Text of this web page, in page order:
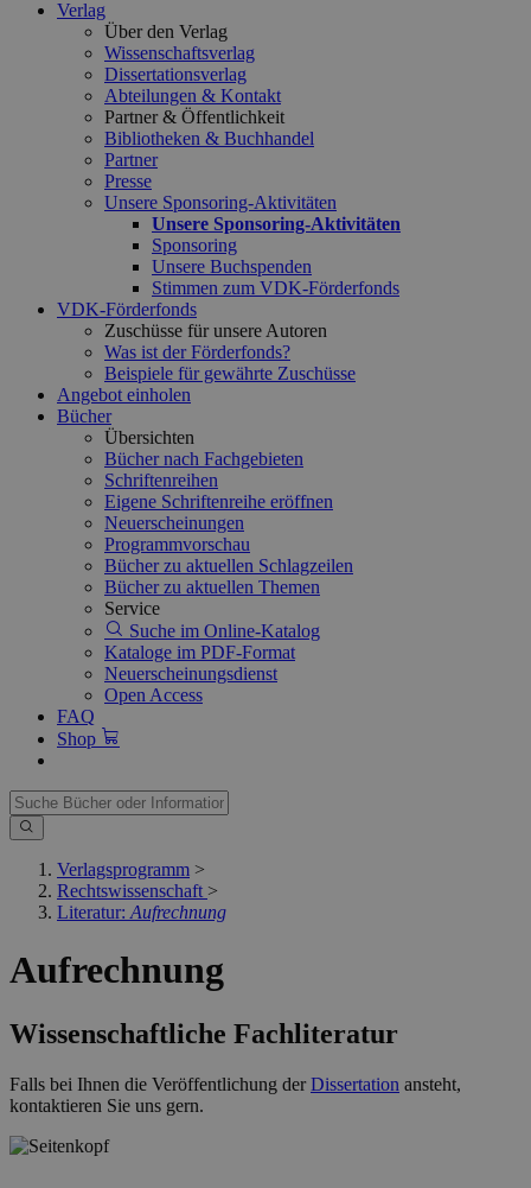
Verlag
Über den Verlag
Wissenschaftsverlag
Dissertationsverlag
Abteilungen & Kontakt
Partner & Öffentlichkeit
Bibliotheken & Buchhandel
Partner
Presse
Unsere Sponsoring-Aktivitäten
Unsere Sponsoring-Aktivitäten
Sponsoring
Unsere Buchspenden
Stimmen zum VDK-Förderfonds
VDK-Förderfonds
Zuschüsse für unsere Autoren
Was ist der Förderfonds?
Beispiele für gewährte Zuschüsse
Angebot einholen
Bücher
Übersichten
Bücher nach Fachgebieten
Schriftenreihen
Eigene Schriftenreihe eröffnen
Neuerscheinungen
Programmvorschau
Bücher zu aktuellen Schlagzeilen
Bücher zu aktuellen Themen
Service
Suche im Online-Katalog
Kataloge im PDF-Format
Neuerscheinungsdienst
Open Access
FAQ
Shop
Verlagsprogramm >
Rechtswissenschaft >
Literatur: Aufrechnung
Aufrechnung
Wissenschaftliche Fachliteratur
Falls bei Ihnen die Veröffentlichung derDissertation ansteht,
kontaktieren Sie uns gern.